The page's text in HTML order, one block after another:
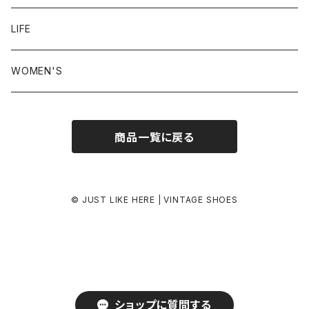
ショップに質問する
24.5-25.0 cm
25.0-25.5 cm
26.0-26.5 cm
26.5-27.0 cm
LIFE
WOMEN'S
商品一覧に戻る
© JUST LIKE HERE | VINTAGE SHOES